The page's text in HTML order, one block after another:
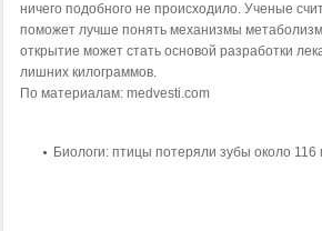
ничего подобного не происходило. Ученые
поможет лучше понять механизмы
открытие может стать основой разработки
лишних килограммов.
По материалам: medvesti.com
Биологи: птицы потеряли зубы около 116